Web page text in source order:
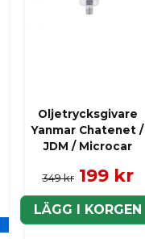
Oljetrycksgivare
Yanmar Chatenet /
JDM / Microcar
349 kr 199 kr
LÄGG I KORGEN